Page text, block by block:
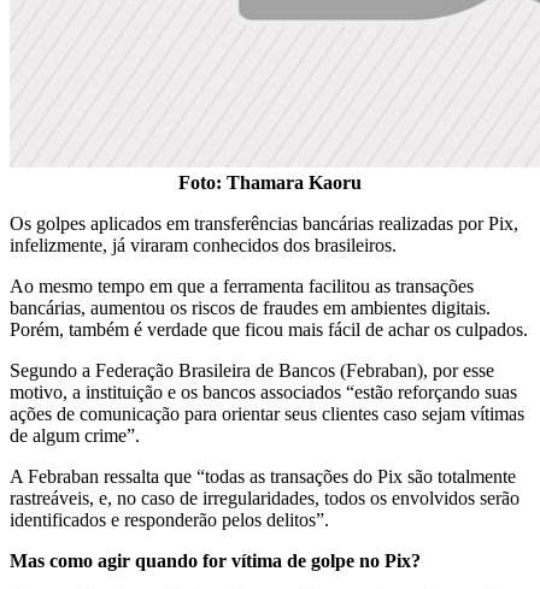
Foto: Thamara Kaoru
Os golpes aplicados em transferências bancárias realizadas por Pix,
infelizmente, já viraram conhecidos dos brasileiros.
Ao mesmo tempo em que a ferramenta facilitou as transações
bancárias, aumentou os riscos de fraudes em ambientes digitais.
Porém, também é verdade que ficou mais fácil de achar os culpados.
Segundo a Federação Brasileira de Bancos (Febraban), por esse
motivo, a instituição e os bancos associados “estão reforçando suas
ações de comunicação para orientar seus clientes caso sejam vítimas
de algum crime”.
A Febraban ressalta que “todas as transações do Pix são totalmente
rastreáveis, e, no caso de irregularidades, todos os envolvidos serão
identificados e responderão pelos delitos”.
Mas como agir quando for vítima de golpe no Pix?